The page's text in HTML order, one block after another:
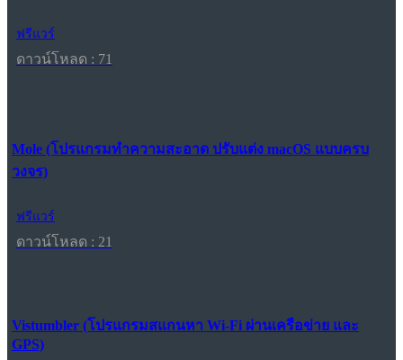
ฟรีแวร์
ดาวน์โหลด : 71
Mole (โปรแกรมทำความสะอาด ปรับแต่ง macOS แบบครบ
วงจร)
ฟรีแวร์
ดาวน์โหลด : 21
Vistumbler (โปรแกรมสแกนหา Wi-Fi ผ่านเครือข่าย และ
GPS)